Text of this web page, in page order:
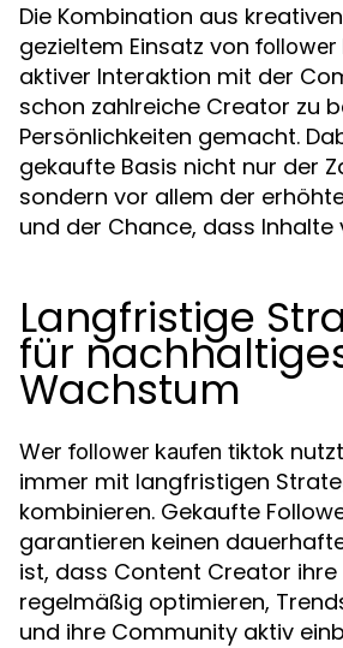
Die Kombination aus
gezieltem Einsatz von follower
aktiver Interaktion mit der
schon zahlreiche Creator zu
Persönlichkeiten gemacht.
gekaufte Basis nicht nur der
sondern vor allem der
und der Chance, dass Inhalte
Langfristige
für
Wachstum
Wer follower kaufen tiktok
immer mit langfristigen
kombinieren. Gekaufte
garantieren keinen
ist, dass Content Creator ihre
regelmäßig optimieren,
und ihre Community aktiv